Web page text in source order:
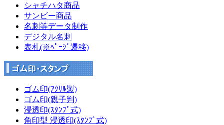
シャチハタ商品
サンビー商品
名刺等データ制作
デジタル名刺
表札(※ﾍﾟｰｼﾞ遷移)
ゴム印(ｱｸﾘﾙ製)
ゴム印(親子判)
浸透印(ｽﾀﾝﾌﾟ式)
角印型 浸透印(ｽﾀﾝﾌﾟ式)